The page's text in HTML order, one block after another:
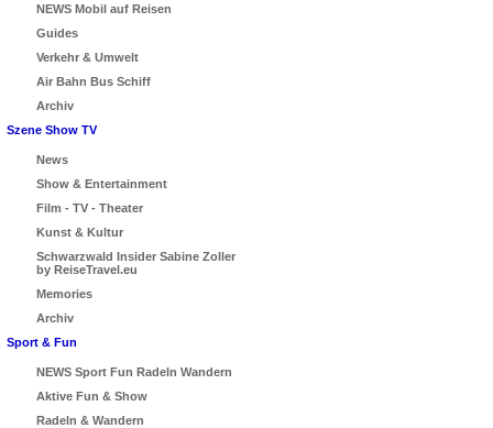
NEWS Mobil auf Reisen
Guides
Verkehr & Umwelt
Air Bahn Bus Schiff
Archiv
Szene Show TV
News
Show & Entertainment
Film - TV - Theater
Kunst & Kultur
Schwarzwald Insider Sabine Zoller
by ReiseTravel.eu
Memories
Archiv
Sport & Fun
NEWS Sport Fun Radeln Wandern
Aktive Fun & Show
Radeln & Wandern